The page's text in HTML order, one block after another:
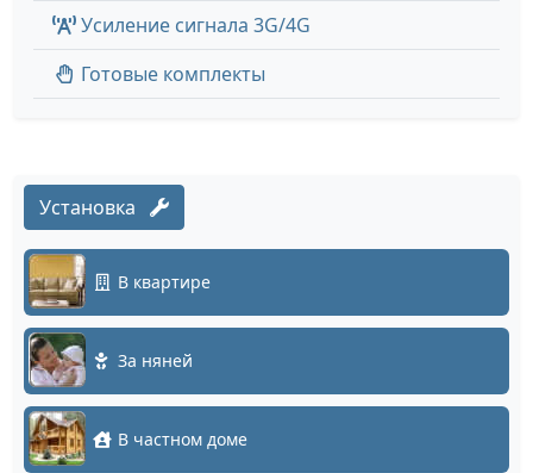
Усиление сигнала 3G/4G
Готовые комплекты
Установка
В квартире
За няней
В частном доме